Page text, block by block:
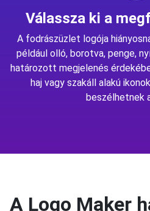
Válassza ki a
A fodrászüzlet logója
például olló, borotva, penge,
határozott megjelenés
haj vagy szakáll alakú
beszélhetnek
A Logo Maker